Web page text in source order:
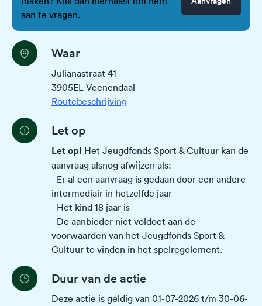
aan te vragen.
Waar
Julianastraat 41
3905EL Veenendaal
Routebeschrijving
Let op
Let op! Het Jeugdfonds Sport & Cultuur kan de
aanvraag alsnog afwijzen als:
- Er al een aanvraag is gedaan door een andere
intermediair in hetzelfde jaar
- Het kind 18 jaar is
- De aanbieder niet voldoet aan de
voorwaarden van het Jeugdfonds Sport &
Cultuur te vinden in het spelregelement.
Duur van de actie
Deze actie is geldig van 01-07-2026 t/m 30-06-